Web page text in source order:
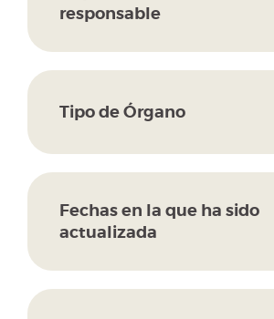
responsable
Tipo de Órgano
Fechas en la que ha sido
actualizada